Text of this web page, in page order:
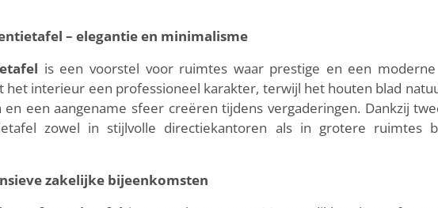
– elegantie en minimalisme
is een voorstel voor ruimtes waar prestige en een
het interieur een professioneel karakter, terwijl het houten blad
een aangename sfeer creëren tijdens vergaderingen. Dankzij
zowel in stijlvolle directiekantoren als in grotere ruimtes
zakelijke bijeenkomsten